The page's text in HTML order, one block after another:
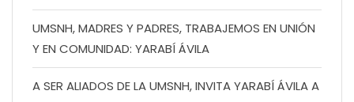
UMSNH, MADRES Y PADRES, TRABAJEMOS EN UNIÓN
Y EN COMUNIDAD: YARABÍ ÁVILA
A SER ALIADOS DE LA UMSNH, INVITA YARABÍ ÁVILA A